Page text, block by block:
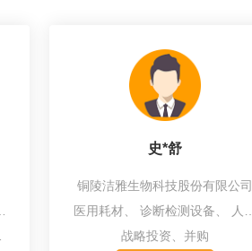
史*舒
铜陵洁雅生物科技股份有限公司
医用耗材、 诊断检测设备、
人工
合成生物学、精密制造
战略投资、并购